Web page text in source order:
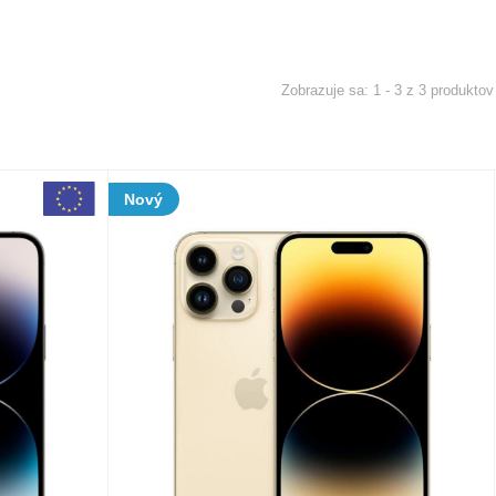
1 - 3 z 3 produktov
Nový